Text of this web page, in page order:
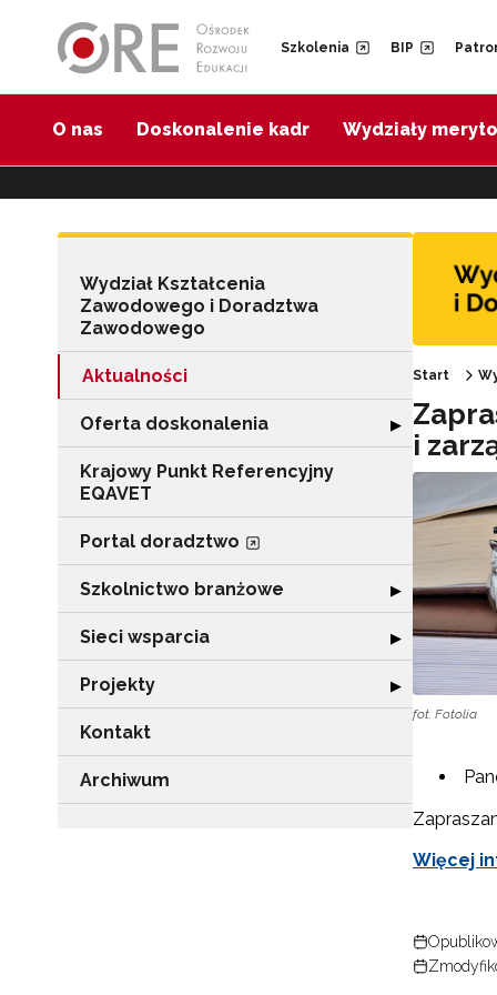
Szkolenia BIP
O nas Doskonalenie kadr Wydziały
Wydział Kształcenia
Zawodowego i Doradztwa
Zawodowego
Aktualności
Oferta doskonalenia Rozwiń sekcję
▶
Krajowy Punkt Referencyjny
EQAVET
Portal doradztwo
Szkolnictwo branżowe Rozwiń sekcję
▶
Sieci wsparcia Rozwiń sekcję
▶
Projekty Rozwiń sekcję
▶
Kontakt
Archiwum
Start
i
fot. Fotolia
Więcej